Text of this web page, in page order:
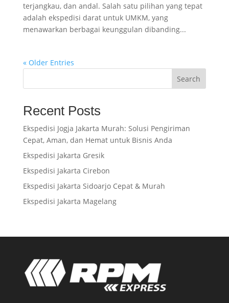
terjangkau, dan andal. Salah satu pilihan yang tepat
adalah ekspedisi darat untuk UMKM, yang
menawarkan berbagai keunggulan dibanding...
« Older Entries
Search
Recent Posts
Ekspedisi Jogja Jakarta Murah: Solusi Pengiriman
Cepat, Aman, dan Hemat untuk Bisnis Anda
Ekspedisi Jakarta Gresik
Ekspedisi Jakarta Cirebon
Ekspedisi Jakarta Sidoarjo Cepat & Murah
Ekspedisi Jakarta Magelang